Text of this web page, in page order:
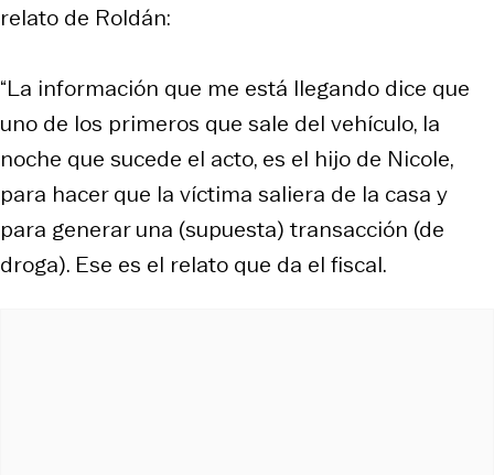
relato de Roldán:
“La información que me está llegando dice que
uno de los primeros que sale del vehículo, la
noche que sucede el acto, es el hijo de Nicole,
para hacer que la víctima saliera de la casa y
para generar una (supuesta) transacción (de
droga). Ese es el relato que da el fiscal.